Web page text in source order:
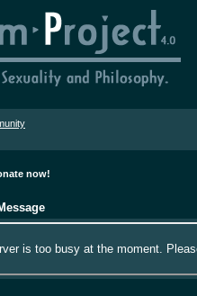
now!
is too busy at the moment.